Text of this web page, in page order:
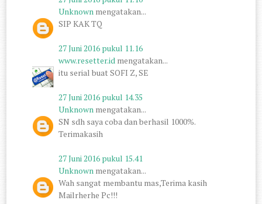
Unknown mengatakan...
SIP KAK TQ
27 Juni 2016 pukul 11.16
www.resetter.id mengatakan...
itu serial buat SOFI Z, SE
27 Juni 2016 pukul 14.35
Unknown mengatakan...
SN sdh saya coba dan berhasil 1000%.
Terimakasih
27 Juni 2016 pukul 15.41
Unknown mengatakan...
Wah sangat membantu mas,Terima kasih
Mailrherhe Pc!!!